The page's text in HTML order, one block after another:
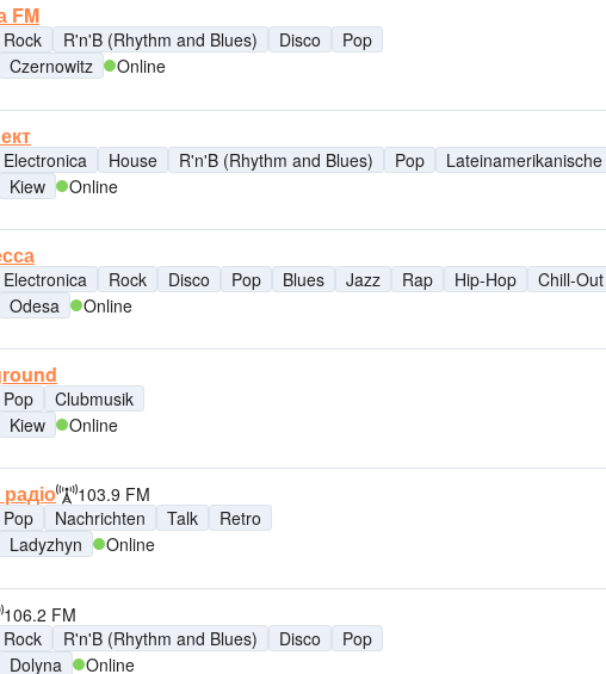
FM
Rock R'n'B (Rhythm and Blues) Disco
Pop
Czernowitz Online
Electronica House R'n'B (Rhythm and Blues) Pop
Kiew Online
Electronica Rock Disco Pop Blues Jazz Rap Hip-Hop Chill-Out
Odesa Online
Pop
Clubmusik
Kiew Online
103.9 FM
Pop Nachrichten Talk
Retro
Ladyzhyn Online
106.2 FM
Rock R'n'B (Rhythm and Blues) Disco
Pop
Dolyna Online